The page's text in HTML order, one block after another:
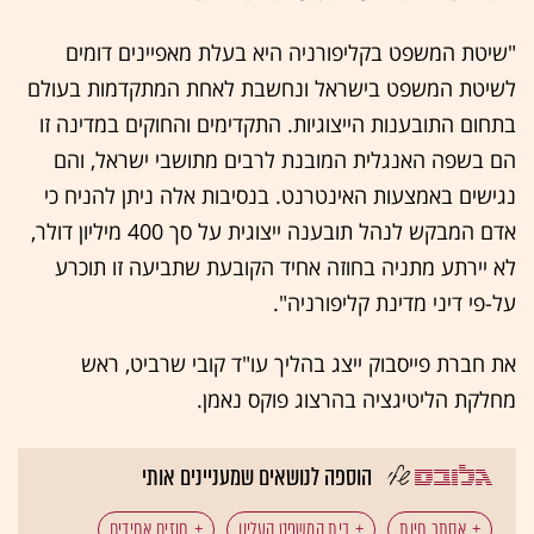
"שיטת המשפט בקליפורניה היא בעלת מאפיינים דומים
לשיטת המשפט בישראל ונחשבת לאחת המתקדמות בעולם
בתחום התובענות הייצוגיות. התקדימים והחוקים במדינה זו
הם בשפה האנגלית המובנת לרבים מתושבי ישראל, והם
נגישים באמצעות האינטרנט. בנסיבות אלה ניתן להניח כי
אדם המבקש לנהל תובענה ייצוגית על סך 400 מיליון דולר,
לא יירתע מתניה בחוזה אחיד הקובעת שתביעה זו תוכרע
על-פי דיני מדינת קליפורניה".
את חברת פייסבוק ייצג בהליך עו"ד קובי שרביט, ראש
מחלקת הליטיגציה בהרצוג פוקס נאמן.
הוספה לנושאים שמעניינים אותי